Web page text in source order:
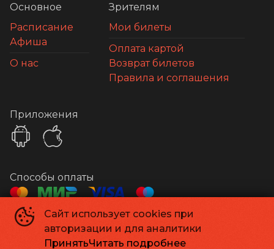
Сайт использует cookies при
авторизации и для аналитики
ПринятьЧитать подробнее
Основное
Расписание
Афиша
О нас
Зрителям
Мои билеты
Оплата картой
Возврат билетов
Правила и соглашения
Приложения
Способы оплаты
Контакты
+7 978-05-12919